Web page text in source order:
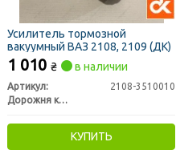
Усилитель тормозной
вакуумный ВАЗ 2108, 2109 (ДК)
1 010 ₴ в наличии
Артикул:
2108-3510010
Дорожня карта
КУПИТЬ